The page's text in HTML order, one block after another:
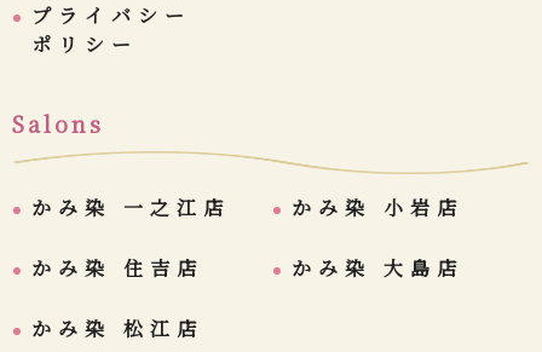
プライバシー
ポリシー
Salons
かみ染 一之江店 かみ染 小岩店
かみ染 住吉店 かみ染 大島店
かみ染 松江店